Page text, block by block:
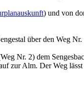
) und von
über den Weg
Nr. 2) dem
zur Alm. Der Weg